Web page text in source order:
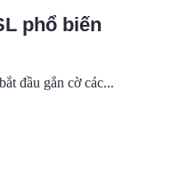
phổ biến
đầu gắn cờ các...